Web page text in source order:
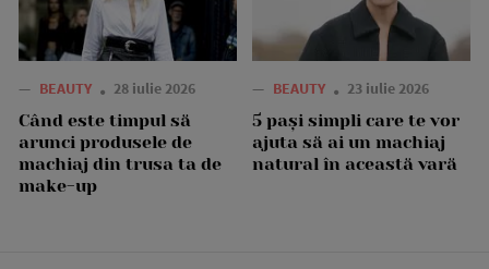
— BEAUTY 28 iulie 2026
Când este timpul să
arunci produsele de
machiaj din trusa ta de
make-up
— BEAUTY 23 iulie 2026
5 pași simpli care te vor
ajuta să ai un machiaj
natural în această vară